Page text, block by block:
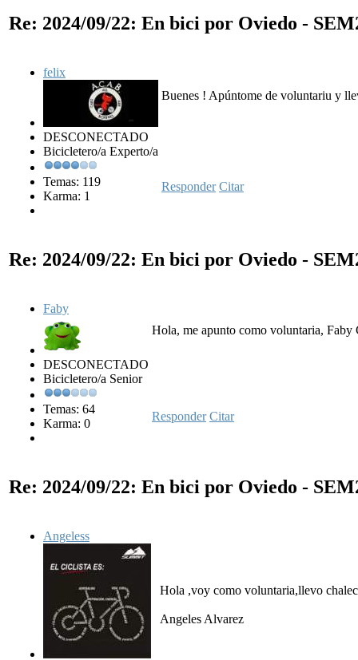
Re: 2024/09/22: En bici por Oviedo -
felix
DESCONECTADO
Bicicletero/a Experto/a
Temas: 119
Karma: 1
Buenes ! Apúntome de voluntariu y
Responder Citar
Re: 2024/09/22: En bici por Oviedo -
Faby
DESCONECTADO
Bicicletero/a Senior
Temas: 64
Karma: 0
Hola, me apunto como voluntaria, Faby
Responder Citar
Re: 2024/09/22: En bici por Oviedo -
Angeless
Hola ,voy como voluntaria,llevo
Angeles Alvarez